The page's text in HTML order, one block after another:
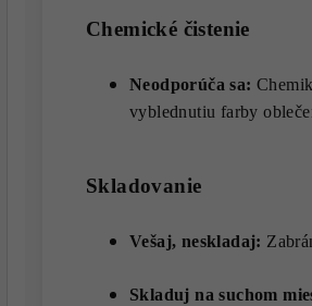
Chemické čistenie
Neodporúča sa:
vyblednutiu farby
Skladovanie
Vešaj, neskladaj:
Skladuj na suchom